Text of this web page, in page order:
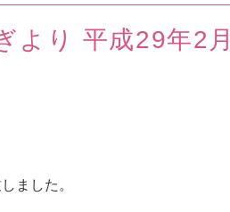
より 平成29年2
ました。